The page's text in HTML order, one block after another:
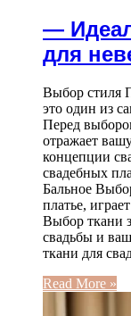
—
для
Выбор стиля
это один из
Перед
отражает
концепции
свадебных
Бальное
платье,
Выбор ткани
свадьбы и
ткани для
Read More »